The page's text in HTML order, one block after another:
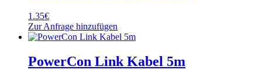
1.35€
Zur Anfrage hinzufügen
PowerCon Link Kabel 5m